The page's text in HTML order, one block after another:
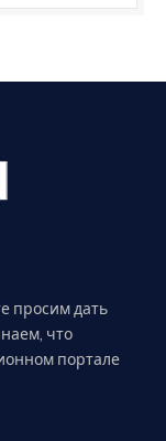
просим дать
что
портале